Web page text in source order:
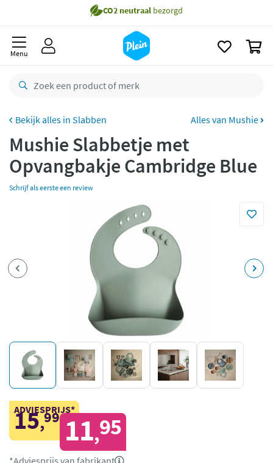
Gratisbezorging vanaf 35,- *
besteld,
Gratisretourneren
Betaal met Klarna
Menu
Slabben Alles van Mushie
Mushie Slabbetje met
Opvangbakje Cambridge Blue
Schrijf als eerste een review
ADVIESPRIJS*
15,99 11,95
*Adviesprijs van fabrikant